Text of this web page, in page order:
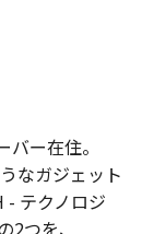
ー在住。
なガジェット
- テクノロジ
つを、